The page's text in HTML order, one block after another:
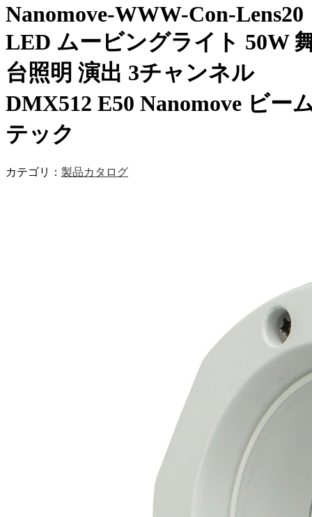
Nanomove-WWW-Con-Lens20
LED ムービングライト 50W
台照明 演出 3チャンネル
DMX512 E50 Nanomove ビー
テック
カテゴリ： 製品カタログ